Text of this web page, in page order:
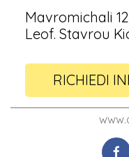
Mavromichali
Leof. Stavrou
RICHIEDI